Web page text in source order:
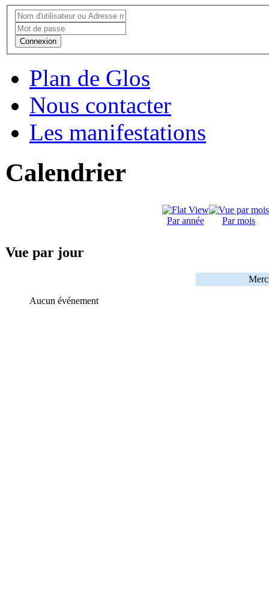
Connexion
Plan de Glos
Nous contacter
Les manifestations
Calendrier
Par année Par mois
Vue par jour
Aucun événement